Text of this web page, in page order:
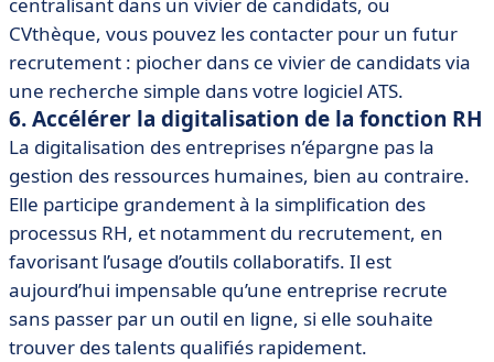
CVthèque, vous pouvez les contacter pour un futur
recrutement : piocher dans ce vivier de candidats via
une recherche simple dans votre logiciel ATS.
6. Accélérer la digitalisation de la fonction RH
La digitalisation des entreprises n’épargne pas la
gestion des ressources humaines, bien au contraire.
Elle participe grandement à la simplification des
processus RH, et notamment du recrutement, en
favorisant l’usage d’outils collaboratifs. Il est
aujourd’hui impensable qu’une entreprise recrute
sans passer par un outil en ligne, si elle souhaite
trouver des talents qualifiés rapidement.